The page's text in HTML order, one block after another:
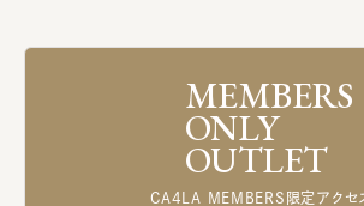
MEMBERS
ONLY
OUTLET
CA4LA MEMBERS限定アクセ